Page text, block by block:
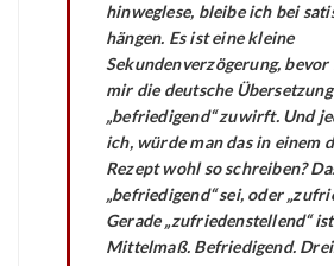
hinweglese, bleibe ich bei
hängen. Es ist eine kleine
Sekundenverzögerung,
mir die deutsche Übersetzung
„befriedigend“ zuwirft. Und
ich, würde man das in einem
Rezept wohl so schreiben?
„befriedigend“ sei, oder
Gerade „zufriedenstellend“
Mittelmaß. Befriedigend.